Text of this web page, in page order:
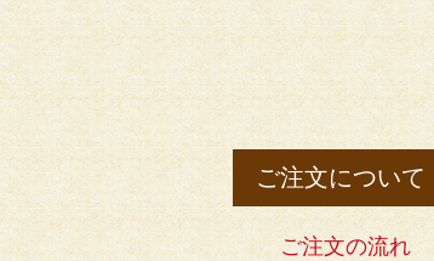
ご注文について
ご注文の流れ